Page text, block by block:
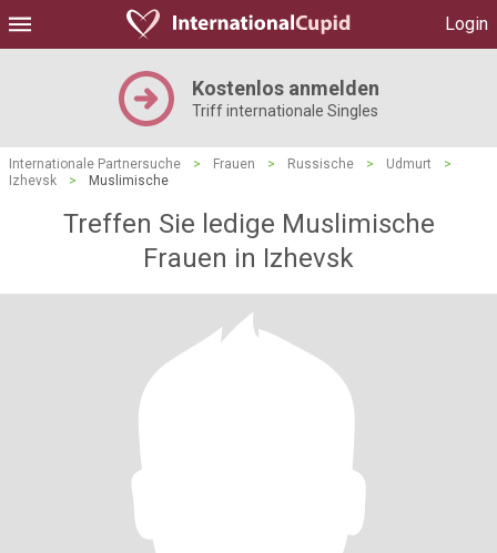
Login
Kostenlos anmelden
Triff internationale Singles
Internationale Partnersuche > Frauen > Russische > Udmurt
>
Izhevsk
> Muslimische
Treffen Sie ledige Muslimische
Frauen in Izhevsk